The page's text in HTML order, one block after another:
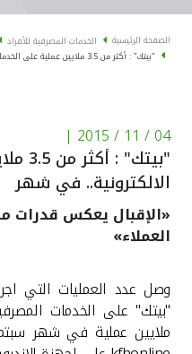
البطاقات
"برامج العملاء"
الاستثمار
القنوات المصرفية
خدمات ما بعد البيع
الصفحة الرئيسية الخدمات المصرفية للأفراد
"بيتك" : أكثر من 3.5 ملايين عملية على الخدمات الالكترونية.. في شهر
04 / 11 / 2015
|
الالكترونية.. في شهر
«الإقبال يعكس قدرات
العملاء»
وصل عدد العمليات التي
ملايين عملية في شهر